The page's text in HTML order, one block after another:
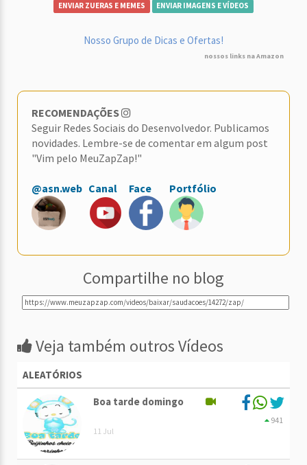
ENVIAR ZUERAS E MEMES ENVIAR IMAGENS E VÍDEOS
Nosso Grupo de Dicas e Ofertas!
nossos links na Amazon
RECOMENDAÇÕES
Seguir Redes Sociais do Desenvolvedor. Publicamos
novidades. Lembre-se de comentar em algum post
"Vim pelo MeuZapZap!"
@asn.web Canal Face Portfólio
Compartilhe no blog
Veja também outros Vídeos
ALEATÓRIOS
Boa tarde domingo
11 Jul
941